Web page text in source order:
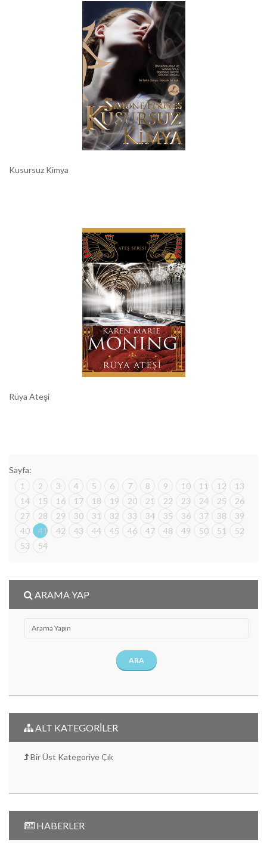
Kusursuz Kimya
Rüya Ateşi
Sayfa:
1
2 3 4 5 6 7 8 9 10 11 12
13
14
15 16 17 18 19 20 21 22 23 24 25
26
27
28 29 30 31 32 33 34 35 36 37 38
39
40
41 42 43 44 45 46 47 48 49 50 51
52
53
54
ARAMA YAP
ARA
ALT KATEGORİLER
Bir Üst Kategoriye Çık
HABERLER